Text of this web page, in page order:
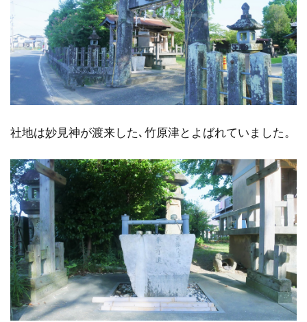
社地は妙見神が渡来した､竹原津とよばれていました。